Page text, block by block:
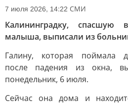
7 июля 2026, 14:22 СМИ
Калининградку, спасшую
малыша, выписали из
Галину, которая поймала
после падения из окна,
понедельник, 6 июля.
Сейчас она дома и